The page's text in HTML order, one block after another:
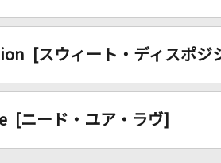
[スウィート・ディスポジ
[ニード・ユア・ラヴ]